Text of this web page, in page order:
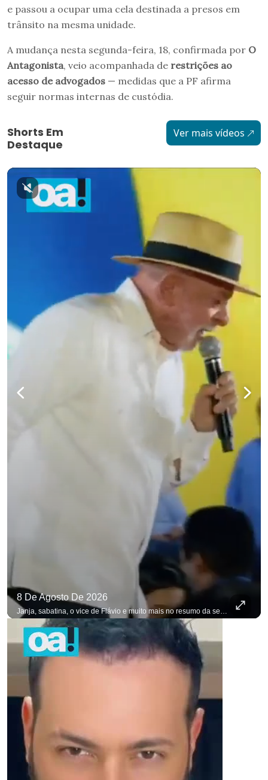
e passou a ocupar uma cela destinada a presos em
trânsito na mesma unidade.
A mudança nesta segunda-feira, 18, confirmada por O
Antagonista, veio acompanhada de restrições ao
acesso de advogados — medidas que a PF afirma
seguir normas internas de custódia.
Shorts Em
Destaque
Ver mais vídeos
8 De Agosto De 2026
Janja, sabatina, o vice de Flávio e muito mais no resumo da semana. #OAntagonista Se você busca informação com credibilidade, inscreva-se agora e ative o